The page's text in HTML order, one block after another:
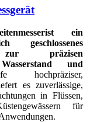
ist ein
zur präzisen
und
hochpräziser,
es zuverlässige,
in Flüssen,
für